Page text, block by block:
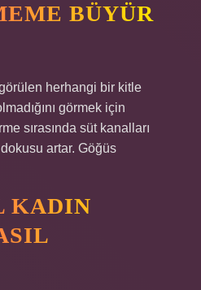
BÜYÜR
herhangi bir kitle
görmek için
sırasında süt kanalları
artar. Göğüs
KADIN